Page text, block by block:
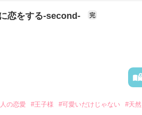
恋をする-second- 完
の恋愛 #王子様 #可愛いだけじゃない #天然